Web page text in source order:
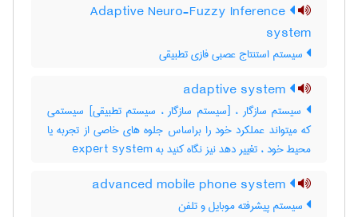
Adaptive Neuro-Fuzzy Inference
system
سیستم استنتاج عصبی فازی تطبیقی
سیستم سازگار ، [سیستم سازگار ، سیستم تطبیقی] سیستمی
که میتواند عملکرد خود را براساس جلوه های خاصی از تجربه یا
محیط خود ، تغییر دهد نیز نگاه کنید به ‎ expert system
سیستم پیشرفته موبایل و تلفن